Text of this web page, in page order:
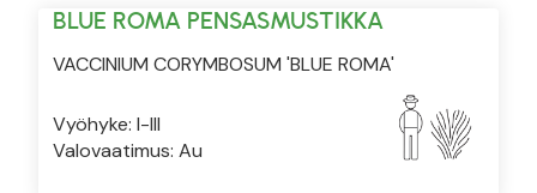
BLUE ROMA PENSASMUSTIKKA
VACCINIUM CORYMBOSUM 'BLUE ROMA'
Vyöhyke: I-III
Valovaatimus: Au